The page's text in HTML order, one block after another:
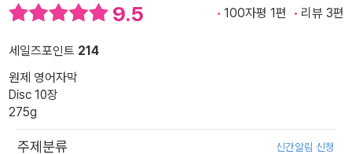
9.5 100자평 1편 리뷰 3편
세일즈포인트 214
원제 영어자막
Disc 10장
275g
주제분류 신간알림 신청